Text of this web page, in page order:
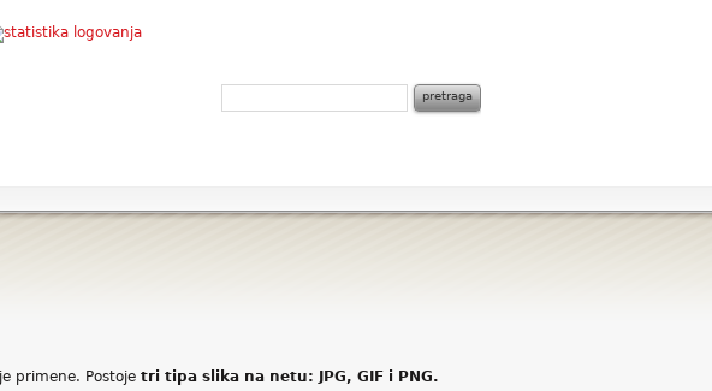
primene. Postoje tri tipa slika na netu: JPG, GIF i PNG.